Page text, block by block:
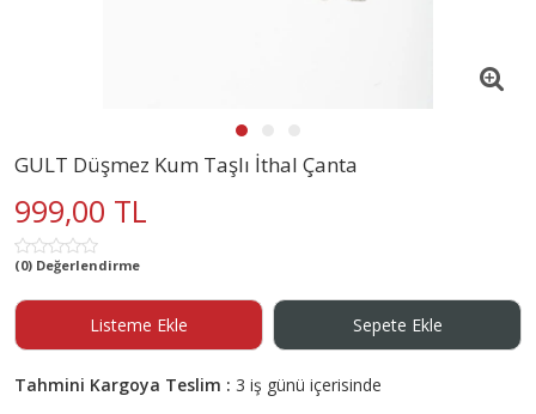
GULT Düşmez Kum Taşlı İthal Çanta
999,00 TL
(0) Değerlendirme
Listeme Ekle Sepete Ekle
Tahmini Kargoya Teslim : 3 iş günü içerisinde